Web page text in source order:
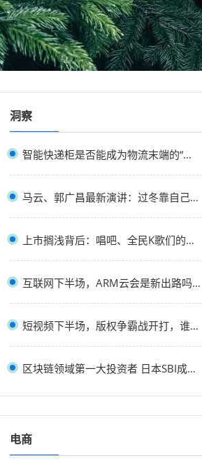
洞察
智能快递柜是否能成为物流末端的“主流”？
马云、郭广昌最新演讲：过冬靠自己，只有熬过
上市搁浅背后：唱吧、全民K歌们的在线K歌如今活
互联网下半场，ARM云会是新出路吗？
短视频下半场，版权争霸战开打，谁将首发“阵
区块链领域第一大投资者 日本SBI成立一家区块链
电商